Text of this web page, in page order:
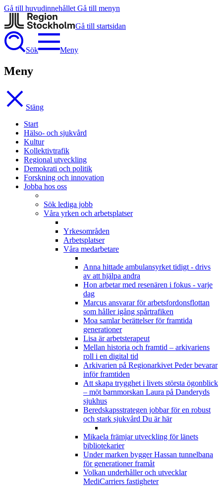
Gå till huvudinnehållet Gå till menyn
Gå till startsidan
Sök Meny
Meny
Stäng
Start
Hälso- och sjukvård
Kultur
Kollektivtrafik
Regional utveckling
Demokrati och politik
Forskning och innovation
Jobba hos oss
Sök lediga jobb
Våra yrken och arbetsplatser
Yrkesområden
Arbetsplatser
Våra medarbetare
Anna hittade ambulansyrket tidigt - drivs
av att hjälpa andra
Hon arbetar med resenären i fokus - varje
dag
Marcus ansvarar för arbetsfordonsflottan
som håller igång spårtrafiken
Moa samlar berättelser för framtida
generationer
Lisa är arbetsterapeut
Mellan historia och framtid – arkivariens
roll i en digital tid
Arkivarien på Regionarkivet Peder bevarar
inför framtiden
Att skapa trygghet i livets största ögonblick
– möt barnmorskan Laura på Danderyds
sjukhus
Beredskapsstrategen jobbar för en robust
och stark sjukvård Du är här
Mikaela främjar utveckling för länets
bibliotekarier
Under marken bygger Hassan tunnelbana
för generationer framåt
Volkan underhåller och utvecklar
MediCarriers fastigheter